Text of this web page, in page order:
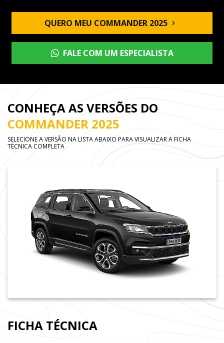
QUERO MEU COMMANDER 2025
FALE COM UM ESPECIALISTA
CONHEÇA AS VERSÕES DO
COMMANDER 2025
SELECIONE A VERSÃO NA LISTA ABAIXO PARA VISUALIZAR A FICHA
TÉCNICA COMPLETA
FICHA TÉCNICA